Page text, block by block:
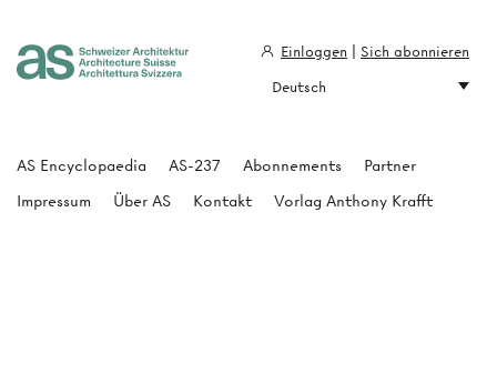
AS Encyclopaedia AS-237 Abonnements
Partner
Impressum
Über AS Kontakt Vorlag Anthony Krafft
Einloggen
Sich abonnieren
Deutsch